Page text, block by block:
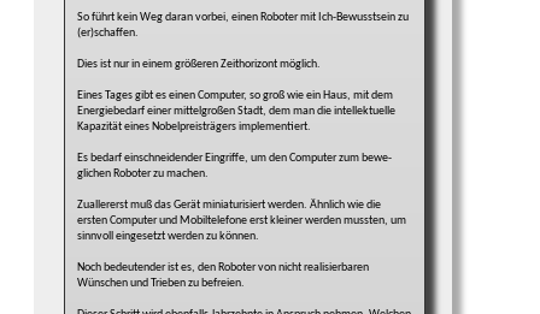
So führt kein Weg daran vorbei, einen Roboter mit Ich-Bewusst­sein zu
(er)schaf­fen.
Dies ist nur in einem größeren Zeit­horizont möglich.
Eines Tages gibt es einen Computer, so groß wie ein Haus, mit dem
Energie­bedarf einer mittel­großen Stadt, dem man die intellek­tuelle
Kapa­zi­tät eines Nobel­preisträgers imple­mentiert.
Es bedarf einschneidender Eingriffe, um den Com­puter zum bewe­
glichen Roboter zu machen.
Zuallererst muß das Gerät minia­turisiert werden. Ähnlich wie die
ersten Computer und Mobil­tele­fone erst kleiner werden mussten, um
sinn­voll einge­setzt werden zu können.
Noch bedeutender ist es, den Roboter von nicht realisier­baren
Wünschen und Trieben zu befreien.